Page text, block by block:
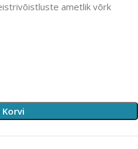
ametlik võrk
Korvi